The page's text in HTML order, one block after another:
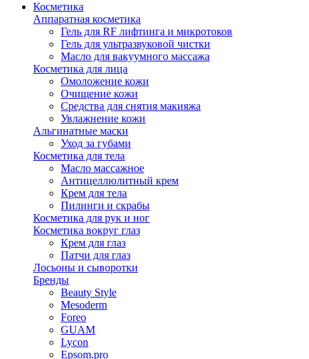
Косметика
Аппаратная косметика
Гель для RF лифтинга и микротоков
Гель для ультразвуковой чистки
Масло для вакуумного массажа
Косметика для лица
Омоложение кожи
Очищение кожи
Средства для снятия макияжа
Увлажнение кожи
Альгинатные маски
Уход за губами
Косметика для тела
Масло массажное
Антицеллюлитный крем
Крем для тела
Пилинги и скрабы
Косметика для рук и ног
Косметика вокруг глаз
Крем для глаз
Патчи для глаз
Лосьоны и сыворотки
Бренды
Beauty Style
Mesoderm
Foreo
GUAM
Lycon
Epsom.pro